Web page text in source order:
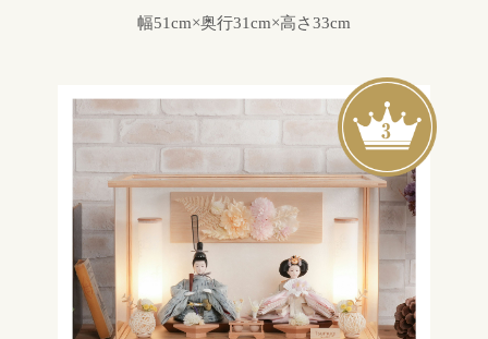
幅51cm×奥行31cm×高さ33cm